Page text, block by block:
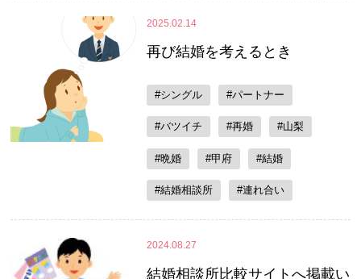
2025.02.14
再び結婚を考えるとき
#シングル #パートナー
#バツイチ #再婚 #山梨
#晩婚 #甲府 #結婚
#結婚相談所 #連れ合い
2024.08.27
結婚相談所比較サイトへ掲載い